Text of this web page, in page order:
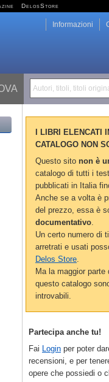
DelosStore
Autori, titoli, titoli
Informazioni
I LIBRI ELENCATI
CATALOGO NON
Questo sito non è
catalogo di tutti i
pubblicati in Italia
Anche se a volta è
del prezzo, essa è
documentativo
Un certo numero di
arretrati e usati
Delos Store
Ma la maggior
questo catalogo
introvabili.
Partecipa anche tu!
Fai Login per poter
recensioni, e per
opere che possiedi o